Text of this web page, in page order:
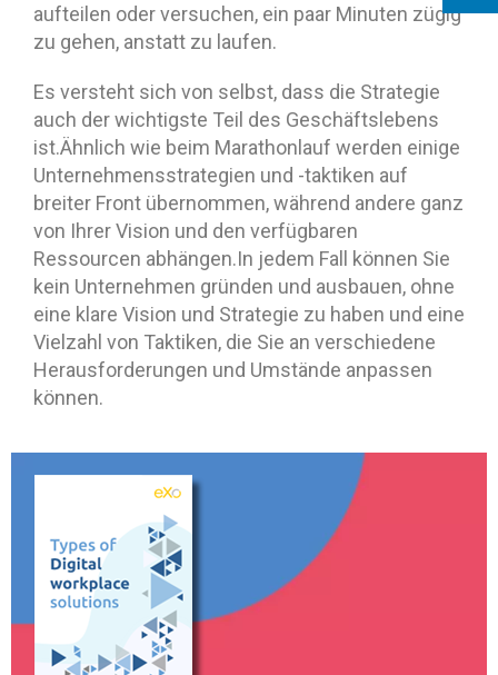
aufteilen oder versuchen, ein paar Minuten zügig
zu gehen, anstatt zu laufen.
Es versteht sich von selbst, dass die Strategie
auch der wichtigste Teil des Geschäftslebens
ist.Ähnlich wie beim Marathonlauf werden einige
Unternehmensstrategien und -taktiken auf
breiter Front übernommen, während andere ganz
von Ihrer Vision und den verfügbaren
Ressourcen abhängen.In jedem Fall können Sie
kein Unternehmen gründen und ausbauen, ohne
eine klare Vision und Strategie zu haben und eine
Vielzahl von Taktiken, die Sie an verschiedene
Herausforderungen und Umstände anpassen
können.